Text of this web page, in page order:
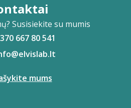
Susisiekite su mumis
667 80 541
mums